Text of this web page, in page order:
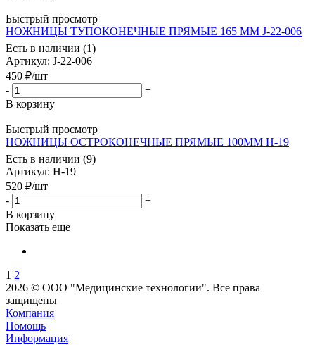
Быстрый просмотр
НОЖНИЦЫ ТУПОКОНЕЧНЫЕ ПРЯМЫЕ 165 ММ J-22-006
Есть в наличии (1)
Артикул: J-22-006
450 ₽/шт
-
+
В корзину
Быстрый просмотр
НОЖНИЦЫ ОСТРОКОНЕЧНЫЕ ПРЯМЫЕ 100ММ Н-19
Есть в наличии (9)
Артикул: Н-19
520 ₽/шт
-
+
В корзину
Показать еще
1 2
2026 © ООО "Медицинские технологии". Все права
защищены
Компания
Помощь
Информация